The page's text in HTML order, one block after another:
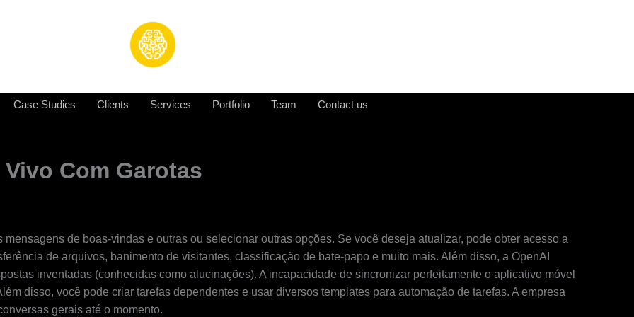
Case Studies Clients Services Portfolio Team Contact us
Com Garotas
de boas-vindas e outras ou selecionar outras opções. Se você deseja atualizar, pode obter acesso a
de arquivos, banimento de visitantes, classificação de bate-papo e muito mais. Além disso, a OpenAI
inventadas (conhecidas como alucinações). A incapacidade de sincronizar perfeitamente o aplicativo móvel
disso, você pode criar tarefas dependentes e usar diversos templates para automação de tarefas. A empresa
gerais até o momento.